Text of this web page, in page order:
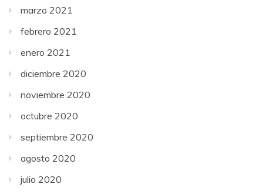
marzo 2021
febrero 2021
enero 2021
diciembre 2020
noviembre 2020
octubre 2020
septiembre 2020
agosto 2020
julio 2020